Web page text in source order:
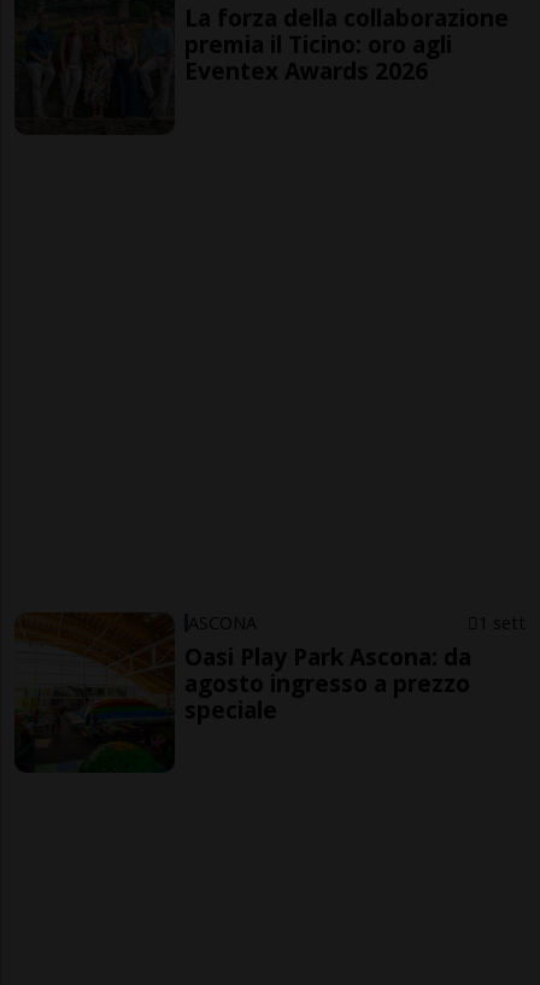
La forza della collaborazione
premia il Ticino: oro agli
Eventex Awards 2026
ASCONA 1 sett
Oasi Play Park Ascona: da
agosto ingresso a prezzo
speciale